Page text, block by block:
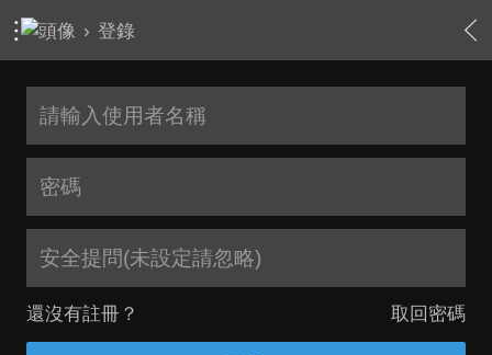
› 登錄
安全提問(未設定請忽略)
還沒有註冊？ 取回密碼